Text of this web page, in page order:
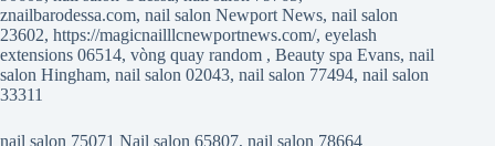
znailbarodessa.com, nail salon Newport News, nail salon
23602, https://magicnailllcnewportnews.com/, eyelash
extensions 06514, vòng quay random , Beauty spa Evans, nail
salon Hingham, nail salon 02043, nail salon 77494, nail salon
33311
nail salon 75071 Nail salon 65807, nail salon 78664